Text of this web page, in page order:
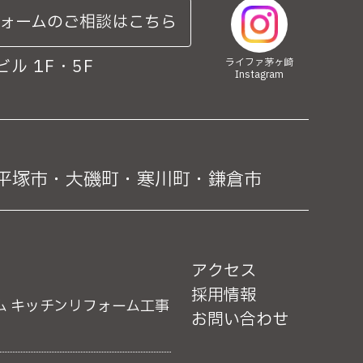
場合がございますので予めご了承
的手続きにつきましては、お電話
ームのご相談はこちら
ル 1F・5F
ライファ茅ヶ崎
Instagram
塚市・ 大磯町・寒川町・鎌倉市
キッチンリフォーム工事
アクセス
採用情報
お問い合わせ